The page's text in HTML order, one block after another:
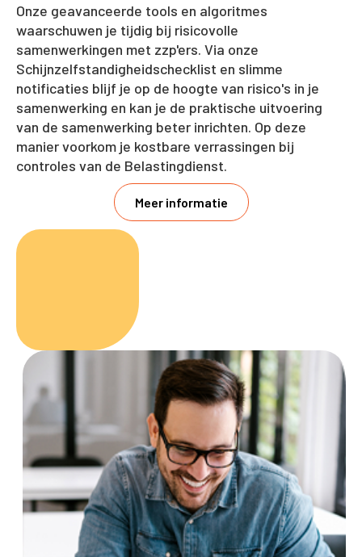
Onze geavanceerde tools en algoritmes
waarschuwen je tijdig bij risicovolle
samenwerkingen met zzp'ers. Via onze
Schijnzelfstandigheidschecklist en slimme
notificaties blijf je op de hoogte van risico's in je
samenwerking en kan je de praktische uitvoering
van de samenwerking beter inrichten. Op deze
manier voorkom je kostbare verrassingen bij
controles van de Belastingdienst.
Meer informatie